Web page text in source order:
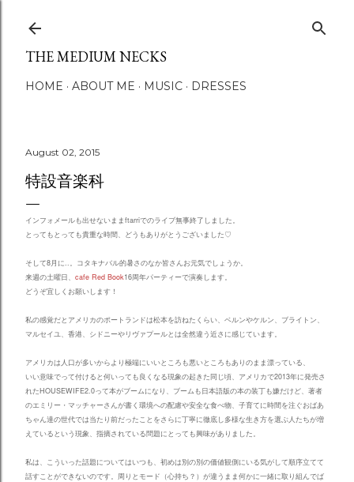
THE MEDIUM NECKS
HOME ABOUT ME MUSIC DRESSES
August 02, 2015
特設音楽科
インフォメールも出せないままftarriでのライブ無事終了しました。
とってもとっても貴重な時間、どうもありがとうございました♡
そして8月に..。コタキナバル的暑さのなか皆さんお元気でしょうか。
来週の土曜日、 cafe Red Book16周年パーティーで演奏します。
どうぞ宜しくお願いします！
私の感覚だとアメリカのポートランドは松本を訪ねたくらい、ベルンやケルン、ブライトン、
マルセイユ、香港、シドニーやリヴァプールとは全然違う近さに感じています。
アメリカは人口が多いからより極端にいいところも悪いところもありのまま漂っている、
いい意味でって付けると何いっても良くなる現象の起きた同じ頃、アメリカで2013年に発売さ
れたHOUSEWIFE2.0って本がブームになり、ブームも日本語版の本の装丁も嫌だけど、著者
のエミリー・マッチャーさんが書く環境への配慮や安全な食べ物、子育てに時間を注ぐおばあ
ちゃん達の世代では当たり前だったことをさらに丁寧に徹底し多様な生き方を選ぶ人たちが増
えているという現象、指摘されている問題にとっても興味がありました。
私は、こういった話題についてはいつも、初めは別の別の価値観側にいる気がして順序立てて
話すことができないのです。周りとモード（心持ち？）が違うまま何かに一緒に取り組んでば